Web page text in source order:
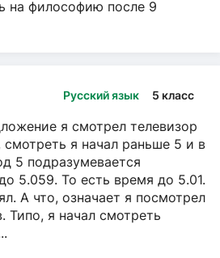
на философию после 9
Русский язык 5 класс
я смотрел телевизор
смотреть я начал раньше 5 и в
5 подразумевается
5.059. То есть время до 5.01.
А что, означает я посмотрел
Типо, я начал смотреть